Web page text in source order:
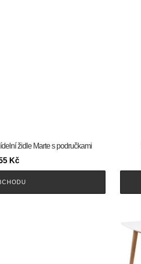
židle Marte s područkami
Kč